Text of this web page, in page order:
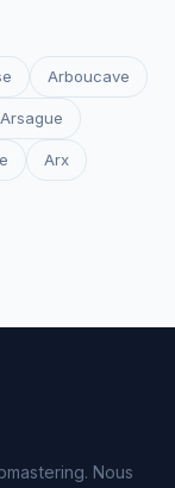
Arboucave
Arsague
Arx
Nous